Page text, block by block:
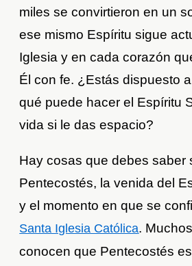
miles se convirtieron en un
ese mismo Espíritu sigue
Iglesia y en cada corazón
Él con fe. ¿Estás dispuesto
qué puede hacer el Espíritu
vida si le das espacio?
Hay cosas que debes saber
Pentecostés, la venida del
y el momento en que se
Santa Iglesia Católica.
conocen que Pentecostés